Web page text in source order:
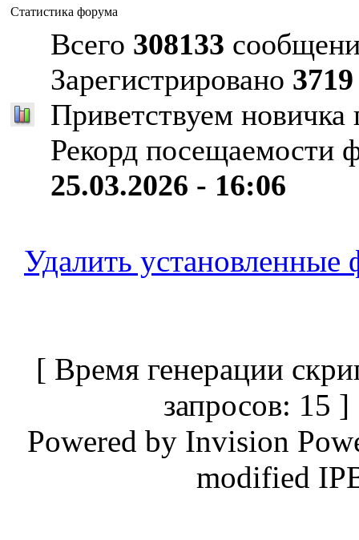
Статистика форума
Всего 308133
Зарегистрировано 3719
Приветствуем
Рекорд посещаемости
25.03.2026 - 16:06
Удалить
[ Время генерации
запросов:
Powered by Invision
modified